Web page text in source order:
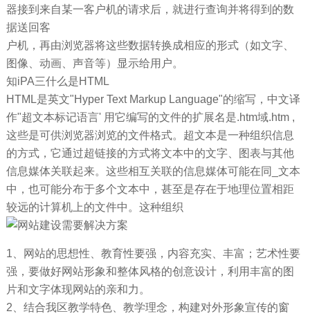
器接到来自某一客户机的请求后，就进行查询并将得到的数
据送回客
户机，再由浏览器将这些数据转换成相应的形式（如文字、
图像、动画、声音等）显示给用户。
知iPA三什么是HTML
HTML是英文"Hyper Text Markup Language"的缩写，中文译
作"超文本标记语言' 用它编写的文件的扩展名是.htm域.htm ,
这些是可供浏览器浏览的文件格式。超文本是一种组织信息
的方式，它通过超链接的方式将文本中的文字、图表与其他
信息媒体关联起来。这些相互关联的信息媒体可能在同_文本
中，也可能分布于多个文本中，甚至是存在于地理位置相距
较远的计算机上的文件中。这种组织
1、网站的思想性、教育性要强，内容充实、丰富；艺术性要
强，要做好网站形象和整体风格的创意设计，利用丰富的图
片和文字体现网站的亲和力。
2、结合我区教学特色、教学理念，构建对外形象宣传的窗